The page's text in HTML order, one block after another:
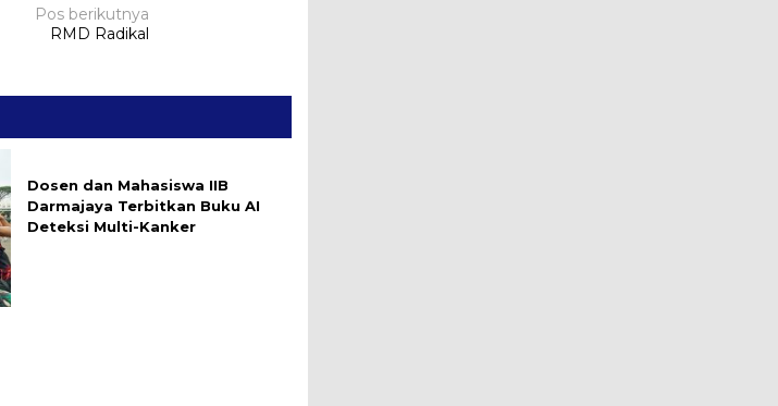
Pos berikutnya
RMD Radikal
Dosen dan Mahasiswa IIB
Darmajaya Terbitkan Buku AI
Deteksi Multi-Kanker